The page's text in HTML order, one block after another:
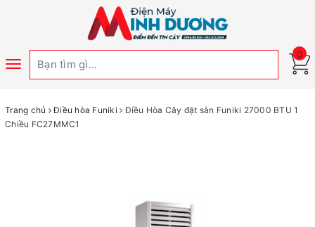
Toggle
0
Trang chủ Điều hòa Funiki
Điều Hòa Cây đặt sàn Funiki 27000 BTU 1
Chiều FC27MMC1